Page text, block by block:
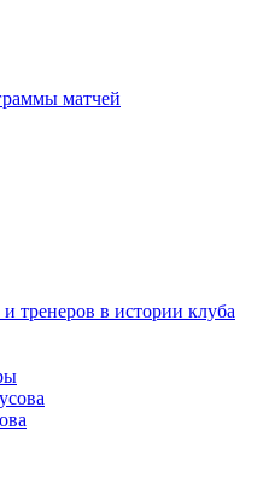
матчей
тренеров в истории клуба